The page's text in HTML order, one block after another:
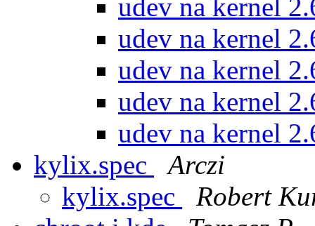
udev na kernel
udev na kernel
udev na kernel
udev na kernel
udev na kernel
kylix.spec
Arczi
kylix.spec
Robert